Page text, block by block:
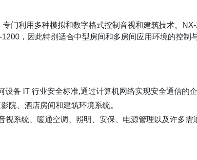
门利用多种模拟和数字格式控制音视和建筑技术。
，因此特别适合中型房间和多房间应用环境的控制
备 IT 行业安全标准,通过计算机网络实现安全通信的
院、酒店房间和建筑环境系统。
系统、暖通空调、照明、安保、电源管理以及许多